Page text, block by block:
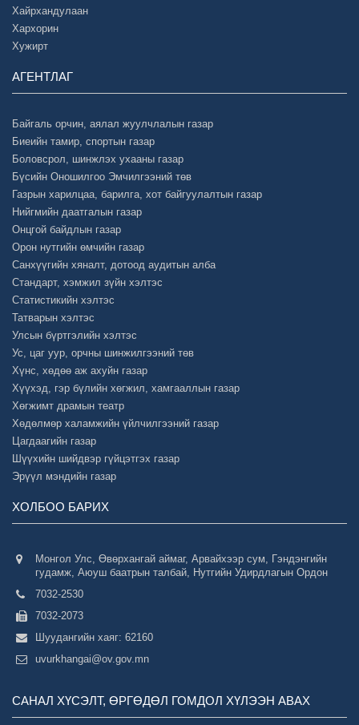
Хайрхандулаан
Хархорин
Хужирт
АГЕНТЛАГ
Байгаль орчин, аялал жуулчлалын газар
Биеийн тамир, спортын газар
Боловсрол, шинжлэх ухааны газар
Бүсийн Оношилгоо Эмчилгээний төв
Газрын харилцаа, барилга, хот байгуулалтын газар
Нийгмийн даатгалын газар
Онцгой байдлын газар
Орон нутгийн өмчийн газар
Санхүүгийн хяналт, дотоод аудитын алба
Стандарт, хэмжил зүйн хэлтэс
Статистикийн хэлтэс
Татварын хэлтэс
Улсын бүртгэлийн хэлтэс
Ус, цаг уур, орчны шинжилгээний төв
Хүнс, хөдөө аж ахуйн газар
Хүүхэд, гэр бүлийн хөгжил, хамгааллын газар
Хөгжимт драмын театр
Хөдөлмөр халамжийн үйлчилгээний газар
Цагдаагийн газар
Шүүхийн шийдвэр гүйцэтгэх газар
Эрүүл мэндийн газар
ХОЛБОО БАРИХ
Монгол Улс, Өвөрхангай аймаг, Арвайхээр сум, Гэндэнгийн
гудамж, Аюуш баатрын талбай, Нутгийн Удирдлагын Ордон
7032-2530
7032-2073
Шуудангийн хаяг: 62160
uvurkhangai@ov.gov.mn
САНАЛ ХҮСЭЛТ, ӨРГӨДӨЛ ГОМДОЛ ХҮЛЭЭН АВАХ